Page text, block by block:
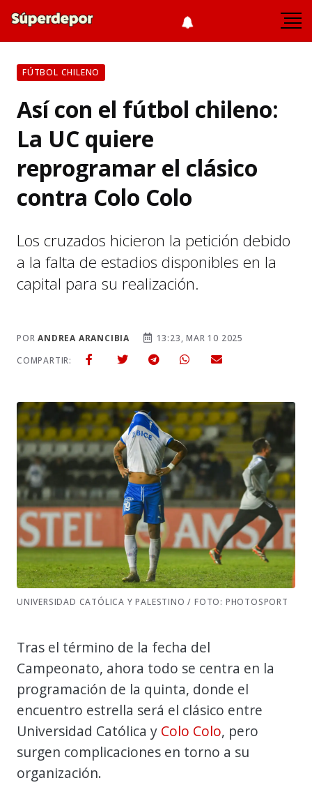
FÚTBOL CHILENO
Así con el fútbol chileno:
La UC quiere
reprogramar el clásico
contra Colo Colo
Los cruzados hicieron la petición debido
a la falta de estadios disponibles en la
capital para su realización.
PORANDREA ARANCIBIA
13:23, MAR 10 2025
COMPARTIR:
UNIVERSIDAD CATÓLICA Y PALESTINO / FOTO: PHOTOSPORT
Tras el término de la fecha del
Campeonato, ahora todo se centra en la
programación de la quinta, donde el
encuentro estrella será el clásico entre
Universidad Católica y Colo Colo, pero
surgen complicaciones en torno a su
organización.